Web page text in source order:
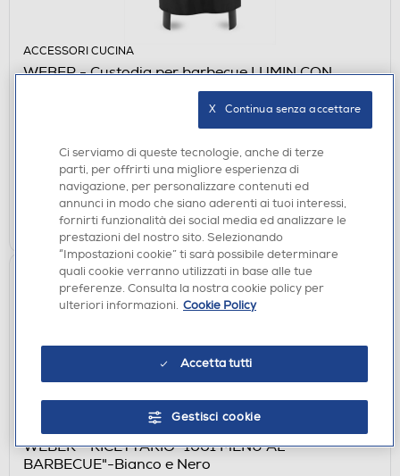
ACCESSORI CUCINA
WEBER - Custodia per barbecue LUMIN CON
Acquisto online:disponibile
Ritiro in negozio: non disponibile
AGGIUNGI
WEBER - RICETTARIO "1001 MENÙ AL
BARBECUE"-Bianco e Nero
Ci serviamo di queste tecnologie, anche di terze
parti, per offrirti una migliore esperienza di
navigazione, per personalizzare contenuti ed
annunci in modo che siano aderenti ai tuoi interessi,
fornirti funzionalità dei social media ed analizzare le
prestazioni del nostro sito. Selezionando
“Impostazioni cookie” ti sarà possibile determinare
quali cookie verranno utilizzati in base alle tue
preferenze. Consulta la nostra cookie policy per
ulteriori informazioni. Cookie Policy
Accetta tutti
Gestisci cookie
X   Continua senza accettare